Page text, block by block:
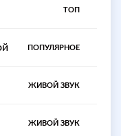
ТОП
ПОПУЛЯРНОЕ
ЖИВОЙ ЗВУК
ЖИВОЙ ЗВУК